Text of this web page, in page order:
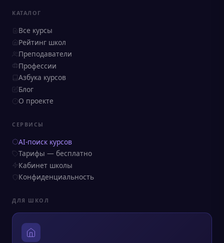
КАТАЛОГ
Все курсы
Рейтинг школ
Преподаватели
Профессии
Азбука курсов
Блог
О проекте
СЕРВИСЫ
AI-поиск курсов
Тарифы — бесплатно
Кабинет школы
Конфиденциальность
ДЛЯ ШКОЛ